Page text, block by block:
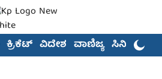
ಕ್ರಿಕೆಟ್ ವಿದೇಶ ವಾಣಿಜ್ಯ ಸಿನಿಮಾ